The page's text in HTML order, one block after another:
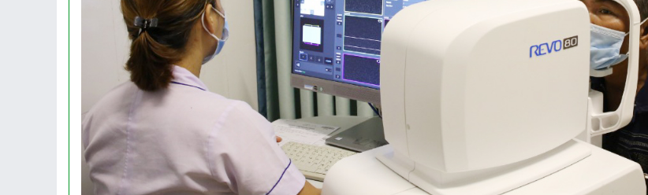
Hình ảnh những chú chó
gây bão mạng với tài lướt
sóng như “dân chơi”
Hàng
thi
vệ môi